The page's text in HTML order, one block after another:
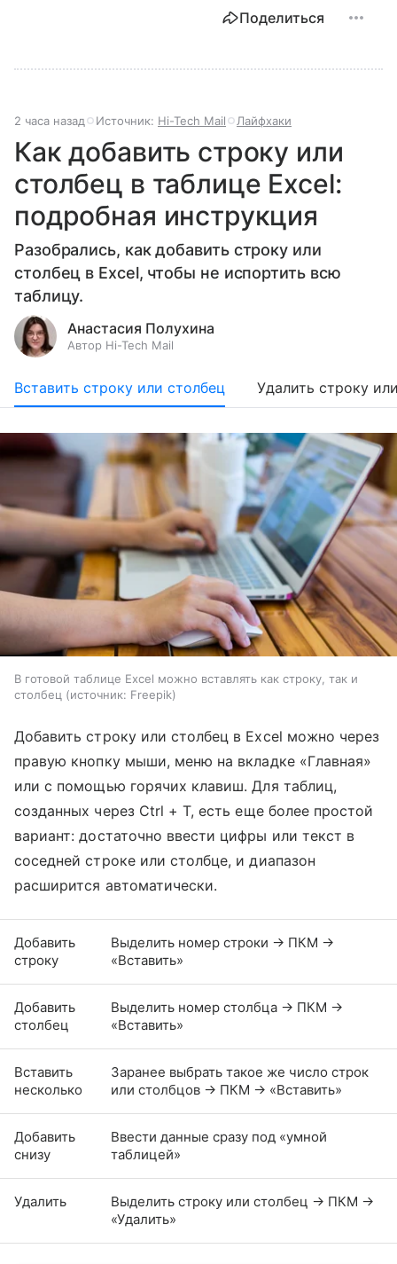
Поделиться
2 часа назад Источник: Hi-Tech Mail Лайфхаки
Как добавить строку или
столбец в таблице Excel:
подробная инструкция
Разобрались, как добавить строку или
столбец в Excel, чтобы не испортить всю
таблицу.
Анастасия Полухина
Автор Hi-Tech Mail
Вставить строку или столбец Удалить строку
В готовой таблице Excel можно вставлять как строку, так и
столбец
источник: Freepik
Добавить строку или столбец в Excel можно через
правую кнопку мыши, меню на вкладке «Главная»
или с помощью горячих клавиш. Для таблиц,
созданных через Ctrl + T, есть еще более простой
вариант: достаточно ввести цифры или текст в
соседней строке или столбце, и диапазон
расширится автоматически.
Добавить
строку
Выделить номер строки → ПКМ →
«Вставить»
Добавить
столбец
Выделить номер столбца → ПКМ →
«Вставить»
Вставить
несколько
Заранее выбрать такое же число строк
или столбцов → ПКМ → «Вставить»
Добавить
снизу
Ввести данные сразу под «умной
таблицей»
Удалить
Выделить строку или столбец → ПКМ →
«Удалить»